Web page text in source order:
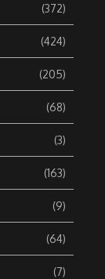
(372)
(424)
(205)
(68)
(3)
(163)
(9)
(64)
(7)